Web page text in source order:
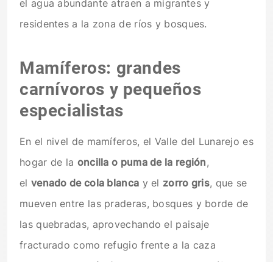
el agua abundante atraen a migrantes y
residentes a la zona de ríos y bosques.
Mamíferos: grandes
carnívoros y pequeños
especialistas
En el nivel de mamíferos, el Valle del Lunarejo es
hogar de la oncilla o puma de la región,
el venado de cola blanca y el zorro gris, que se
mueven entre las praderas, bosques y borde de
las quebradas, aprovechando el paisaje
fracturado como refugio frente a la caza